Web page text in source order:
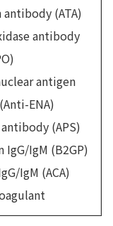
(ATA)
antibody
antigen
ENA)
(APS)
IgM (B2GP)
IgM (ACA)